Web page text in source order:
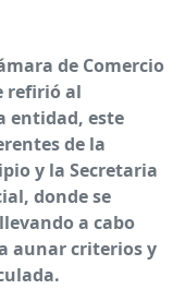
de Comercio
refirió al
entidad, este
de la
y la Secretaria
donde se
a cabo
aunar criterios y